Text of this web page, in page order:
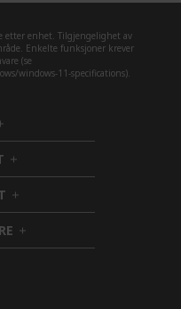
etter enhet. Tilgjengelighet av
Enkelte funksjoner krever
(se
windows-11-specifications).
h
h
i
d
e
n
h
i
d
d
h
i